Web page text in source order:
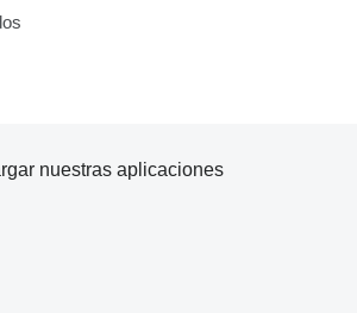
nuestras aplicaciones